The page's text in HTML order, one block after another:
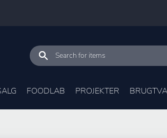
FOODLAB PROJEKTER